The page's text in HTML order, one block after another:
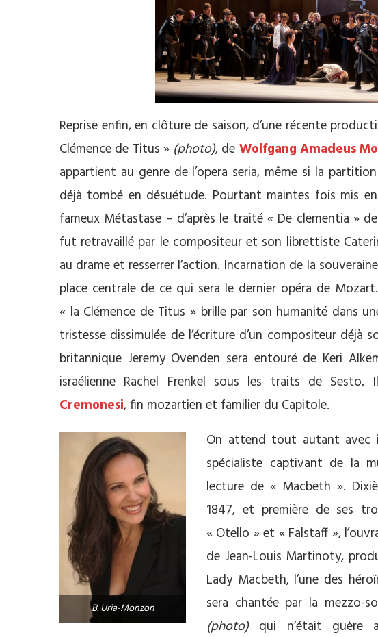
Reprise enfin, en clôture de saison, d’une récente
Clémence de Titus » (photo), de Wolfgang Amadeus
appartient au genre de l’opera seria, même si la
déjà tombé en désuétude. Pourtant maintes fois mis
fameux Métastase – d’après le traité « De clementia »
fut retravaillé par le compositeur et son librettiste
au drame et resserrer l’action. Incarnation de la
place centrale de ce qui sera le dernier opéra de
« la Clémence de Titus » brille par son humanité dans
tristesse dissimulée de l’écriture d’un compositeur
britannique Jeremy Ovenden sera entouré de Keri
israélienne Rachel Frenkel sous les traits de Sesto.
Cremonesi, fin mozartien et familier du Capitole.
B. Uria-Monzon
On attend tout autant avec
spécialiste captivant de la
lecture de « Macbeth ».
1847, et première de ses
« Otello » et « Falstaff »,
de Jean-Louis Martinoty,
Lady Macbeth, l’une des
sera chantée par la mezzo-
(photo)qui n’était guère